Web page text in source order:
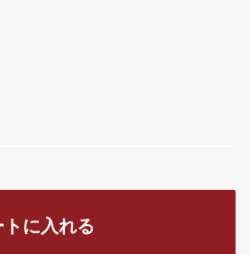
トに入れる